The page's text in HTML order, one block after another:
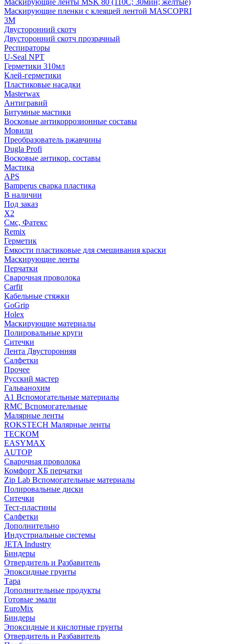
Маскирующие ленты MSK 80 (110С; 30мин; желтые)
Маскирующие пленки с клеящей лентой MASCOPRI
3M
Двусторонний скотч
Двусторонний скотч прозрачный
Респираторы
U-Seal NPT
Герметики 310мл
Клей-герметики
Пластиковые насадки
Masterwax
Антигравий
Битумные мастики
Восковые антикоррозионные составы
Мовили
Преобразователь ржавчины
Dugla Profi
Восковые антикор. составы
Мастика
APS
Bamperus сварка пластика
В наличии
Под заказ
X2
Смс, Фатекс
Remix
Герметик
Ёмкости пластиковые для смешивания краски
Маскирующие ленты
Перчатки
Сварочная проволока
Carfit
Кабельные стяжки
GoGrip
Holex
Маскирующие материалы
Полировальные круги
Ситечки
Лента Двусторонняя
Салфетки
Прочее
Русский мастер
Гальванохим
А1 Вспомогательные материалы
RMC Вспомогательные
Малярные ленты
ROKSTECH Малярные ленты
ТЕСКОМ
EASYMAX
AUTOP
Сварочная проволока
Комфорт ХБ перчатки
Zip Lab Вспомогательные материалы
Полировальные диски
Ситечки
Тест-пластины
Салфетки
Дополнительно
Индустриальные системы
JETA Industry
Биндеры
Отвердитель и Разбавитель
Эпоксидные грунты
Тара
Дополнительные продукты
Готовые эмали
EuroMix
Биндеры
Эпоксидные и кислотные грунты
Отвердитель и Разбавитель